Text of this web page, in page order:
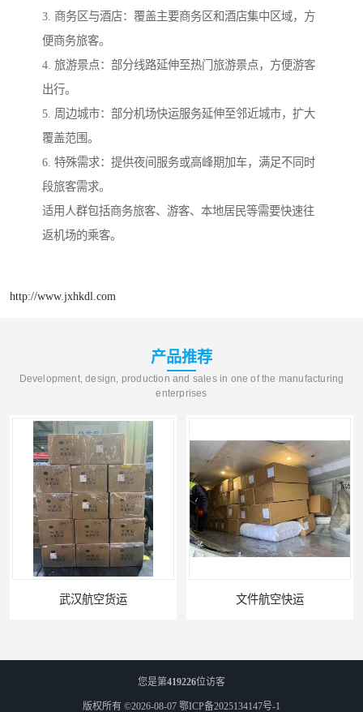
3. 商务区与酒店：覆盖主要商务区和酒店集中区域，方
便商务旅客。
4. 旅游景点：部分线路延伸至热门旅游景点，方便游客
出行。
5. 周边城市：部分机场快运服务延伸至邻近城市，扩大
覆盖范围。
6. 特殊需求：提供夜间服务或高峰期加车，满足不同时
段旅客需求。
适用人群包括商务旅客、游客、本地居民等需要快速往
返机场的乘客。
http://www.jxhkdl.com
产品推荐
Development, design, production and sales in one of the manufacturing
enterprises
武汉航空货运 文件航空快运
您是第419226位访客
版权所有 ©2026-08-07 鄂ICP备2025134147号-1